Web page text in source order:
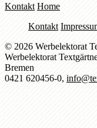
Kontakt Home
Kontakt
© 2026 Werbelektorat
Werbelektorat
Bremen
0421 620456-0,